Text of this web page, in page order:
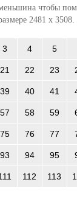
чтобы
2481 x 3508.
3 4 5
21 22 23
39 40 41
57 58 59
75 76 77
93 94 95
112 113